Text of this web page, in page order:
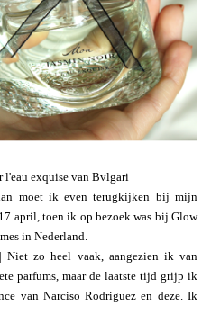
l'eau exquise van Bvlgari
moet ik even terugkijken bij mijn
april, toen ik op bezoek was bij Glow
in Nederland.
| Niet zo heel vaak, aangezien ik van
parfums, maar de laatste tijd grijp ik
van Narciso Rodriguez en deze. Ik